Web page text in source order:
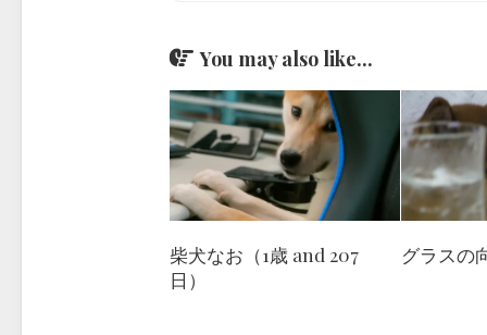
You may also like...
柴犬なお（1歳 and 207
日）
グラスの